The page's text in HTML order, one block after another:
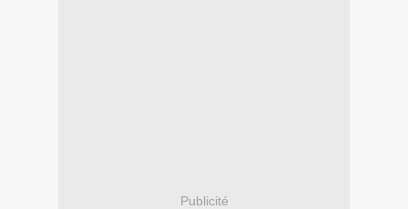
Publicité